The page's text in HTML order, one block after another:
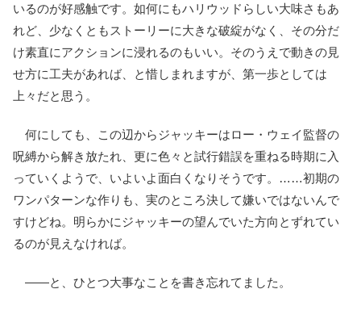
いるのが好感触です。如何にもハリウッドらしい大味さもあ
れど、少なくともストーリーに大きな破綻がなく、その分だ
け素直にアクションに浸れるのもいい。そのうえで動きの見
せ方に工夫があれば、と惜しまれますが、第一歩としては
上々だと思う。
何にしても、この辺からジャッキーはロー・ウェイ監督の
呪縛から解き放たれ、更に色々と試行錯誤を重ねる時期に入
っていくようで、いよいよ面白くなりそうです。……初期の
ワンパターンな作りも、実のところ決して嫌いではないんで
すけどね。明らかにジャッキーの望んでいた方向とずれてい
るのが見えなければ。
――と、ひとつ大事なことを書き忘れてました。